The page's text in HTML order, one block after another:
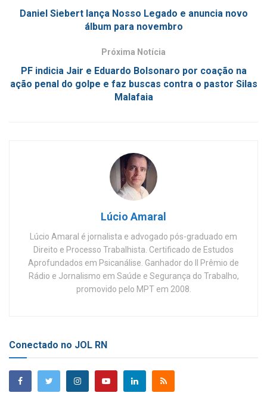
Daniel Siebert lança Nosso Legado e anuncia novo
álbum para novembro
Próxima Notícia
PF indicia Jair e Eduardo Bolsonaro por coação na
ação penal do golpe e faz buscas contra o pastor Silas
Malafaia
Lúcio Amaral
Lúcio Amaral é jornalista e advogado pós-graduado em
Direito e Processo Trabalhista. Certificado de Estudos
Aprofundados em Psicanálise. Ganhador do II Prêmio de
Rádio e Jornalismo em Saúde e Segurança do Trabalho,
promovido pelo MPT em 2008.
Conectado no JOL RN